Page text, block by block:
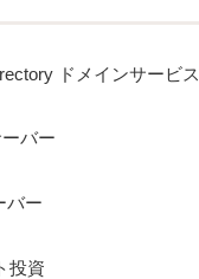
ドメインサービス
バー
バー
投資